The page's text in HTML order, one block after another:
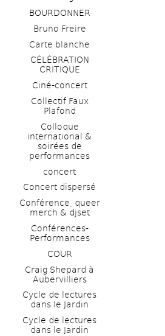
BOURDONNER
Bruno Freire
Carte blanche
CÉLÉBRATION
CRITIQUE
Ciné-concert
Collectif Faux
Plafond
Colloque
international &
soirées de
performances
concert
Concert dispersé
Conférence, queer
merch & djset
Conférences-
Performances
COUR
Craig Shepard à
Aubervilliers
Cycle de lectures
dans le Jardin
Cycle de lectures
dans le Jardin